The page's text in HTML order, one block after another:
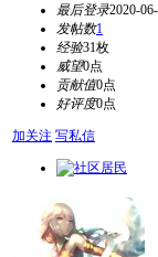
最后登录2020-
发帖数1
经验31枚
威望0点
贡献值0点
好评度0点
加关注 写私信